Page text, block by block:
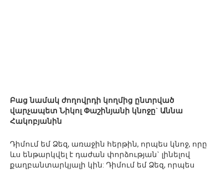
Բաց նամակ ժողովրդի կողմից ընտրված
վարչապետ Նիկոլ Փաշինյանի կնոջը` Աննա
Հակոբյանին
Դիմում եմ Ձեզ, առաջին հերթին, որպես կնոջ, որը
ևս ենթարկվել է դաժան փորձության` լինելով
քաղբանտարկյալի կին: Դիմում եմ Ձեզ, որպես